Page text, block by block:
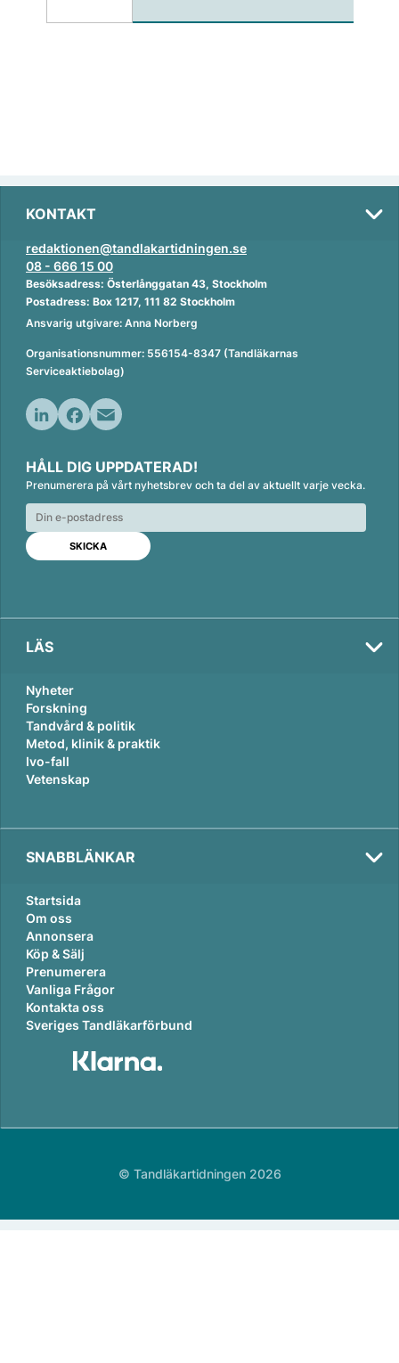
KONTAKT
redaktionen@tandlakartidningen.se
08 - 666 15 00
Besöksadress: Österlånggatan 43, Stockholm
Postadress: Box 1217, 111 82 Stockholm
Ansvarig utgivare: Anna Norberg
Organisationsnummer: 556154-8347 (Tandläkarnas
Serviceaktiebolag)
n
k
e
d
n
c
e
b
o
o
k
a
i
l
HÅLL DIG UPPDATERAD!
Prenumerera på vårt nyhetsbrev och ta del av aktuellt varje vecka.
LÄS
Nyheter
Forskning
Tandvård & politik
Metod, klinik & praktik
Ivo-fall
Vetenskap
SNABBLÄNKAR
Startsida
Om oss
Annonsera
Köp & Sälj
Prenumerera
Vanliga Frågor
Kontakta oss
Sveriges Tandläkarförbund
© Tandläkartidningen 2026